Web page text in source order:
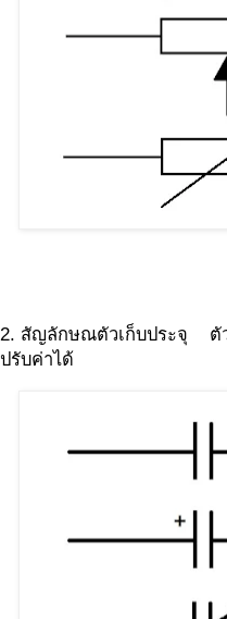
2. สัญลักษณตัวเก็บประจุ ตั
ปรับค่าได้